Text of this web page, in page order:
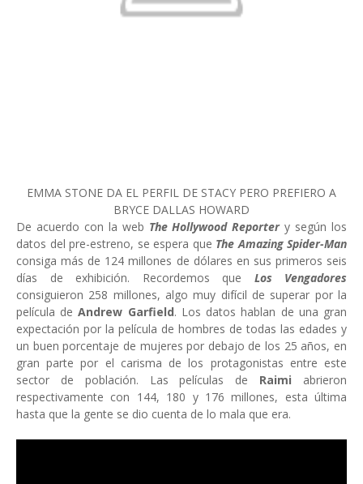
EMMA STONE DA EL PERFIL DE STACY PERO PREFIERO A
BRYCE DALLAS HOWARD
De acuerdo con la web The Hollywood Reportery según los
datos del pre-estreno, se espera que The Amazing Spider-Man
consiga más de 124 millones de dólares en sus primeros seis
días de exhibición. Recordemos que Los Vengadores
consiguieron 258 millones, algo muy difícil de superar por la
película deAndrew Garfield. Los datos hablan de una gran
expectación por la película de hombres de todas las edades y
un buen porcentaje de mujeres por debajo de los 25 años, en
gran parte por el carisma de los protagonistas entre este
sector de población. Las películas de Raimi abrieron
respectivamente con 144, 180 y 176 millones, esta última
hasta que la gente se dio cuenta de lo mala que era.